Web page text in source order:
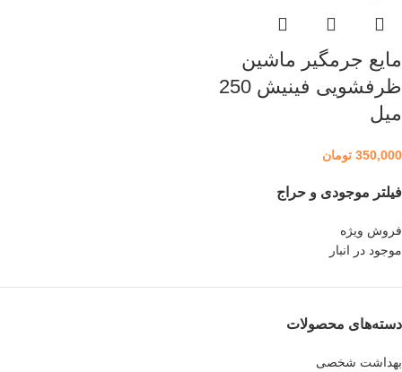
فیلتر موجودی و حراج
فروش ویژه
موجود در انبار
دسته‌های محصولات
بهداشت شخصی
مایع جرمگیر ماشین
ظرفشویی فینیش 250
میل
350,000 تومان